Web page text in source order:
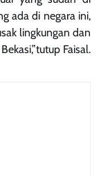
ada di negara ini,
lingkungan dan
Faisal.